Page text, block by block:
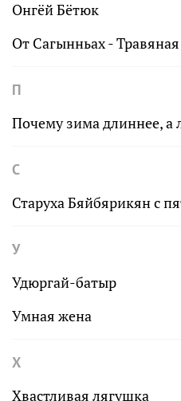
Онгёй Бётюк
От Сагынньах -
П
Почему зима длиннее, а
С
Старуха Бяйбярикян с
У
Удюргай-батыр
Умная жена
Х
Хвастливая лягушка